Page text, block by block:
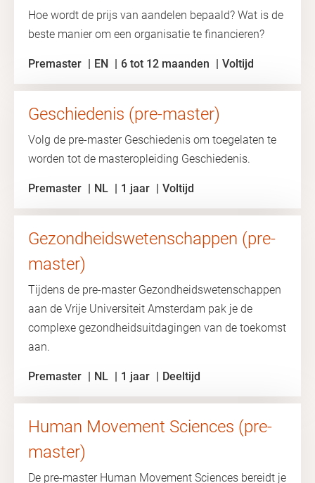
Hoe wordt de prijs van aandelen bepaald? Wat is de
beste manier om een organisatie te financieren?
Premaster EN 6 tot 12 maanden Voltijd
Geschiedenis (pre-master)
Volg de pre-master Geschiedenis om toegelaten te
worden tot de masteropleiding Geschiedenis.
Premaster NL 1 jaar Voltijd
Gezondheidswetenschappen (pre-
master)
Tijdens de pre-master Gezondheidswetenschappen
aan de Vrije Universiteit Amsterdam pak je de
complexe gezondheidsuitdagingen van de toekomst
aan.
Premaster NL 1 jaar Deeltijd
Human Movement Sciences (pre-
master)
De pre-master Human Movement Sciences bereidt je